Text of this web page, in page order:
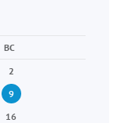
ВС
2
9
16